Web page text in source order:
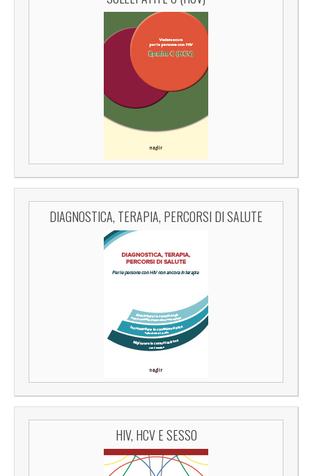
DIAGNOSTICA, TERAPIA, PERCORSI DI SALUTE
HIV, HCV E SESSO